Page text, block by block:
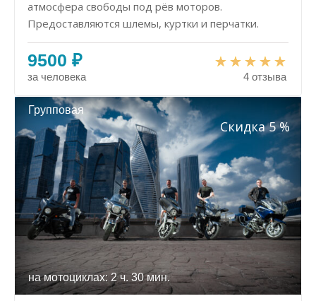
атмосфера свободы под рёв моторов.
Предоставляются шлемы, куртки и перчатки.
9500 ₽
за человека 4 отзыва
Групповая
на мотоциклах: 2 ч. 30 мин.
Скидка 5 %